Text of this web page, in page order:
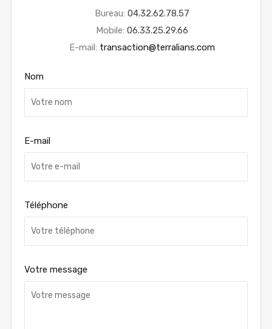
Bureau: 04.32.62.78.57
Mobile: 06.33.25.29.66
E-mail: transaction@terralians.com
Nom
E-mail
Téléphone
Votre message